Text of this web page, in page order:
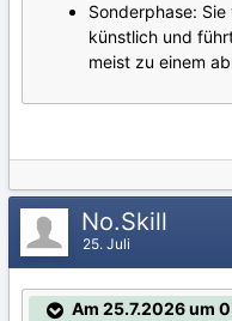
Sonderphase:
künstlich und
meist zu einem
No.Skill
25. Juli
Am 25.7.2026 um